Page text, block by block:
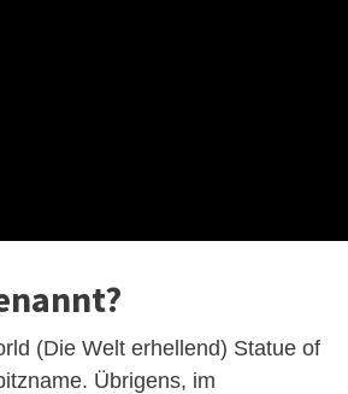
(Die Welt erhellend) Statue of
Übrigens, im